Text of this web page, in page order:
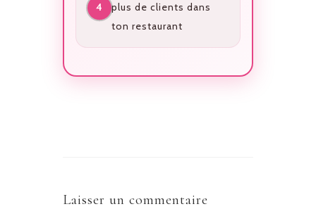
plus de clients dans
ton restaurant
Laisser un commentaire